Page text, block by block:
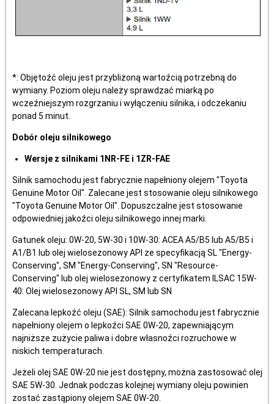
*: Objętoźć oleju jest przybliżoną wartoźcią potrzebną do
wymiany. Poziom oleju należy sprawdzać miarką po
wczeźniejszym rozgrzaniu i wyłączeniu silnika, i odczekaniu
ponad 5 minut.
Dobór oleju silnikowego
Wersje z silnikami 1NR-FE i 1ZR-FAE
Silnik samochodu jest fabrycznie napełniony olejem "Toyota
Genuine Motor Oil". Zalecane jest stosowanie oleju silnikowego
"Toyota Genuine Motor Oil". Dopuszczalne jest stosowanie
odpowiedniej jakoźci oleju silnikowego innej marki.
Gatunek oleju: 0W-20, 5W-30 i 10W-30: ACEA A5/B5 lub A5/B5 i
A1/B1 lub olej wielosezonowy API ze specyfikacją SL "Energy-
Conserving", SM "Energy-Conserving", SN "Resource-
Conserving" lub olej wielosezonowy z certyfikatem ILSAC 15W-
40: Olej wielosezonowy API SL, SM lub SN
Zalecana lepkoźć oleju (SAE): Silnik samochodu jest fabrycznie
napełniony olejem o lepkoźci SAE 0W-20, zapewniającym
najniższe zużycie paliwa i dobre własnoźci rozruchowe w
niskich temperaturach.
Jeżeli olej SAE 0W-20 nie jest dostępny, można zastosować olej
SAE 5W-30. Jednak podczas kolejnej wymiany oleju powinien
zostać zastąpiony olejem SAE 0W-20.